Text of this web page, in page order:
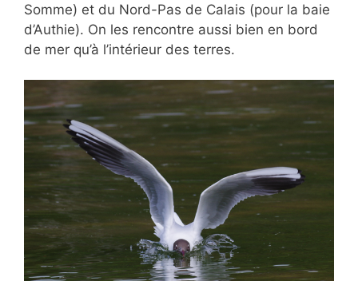
Somme) et du Nord-Pas de Calais (pour la baie
d’Authie). On les rencontre aussi bien en bord
de mer qu’à l’intérieur des terres.